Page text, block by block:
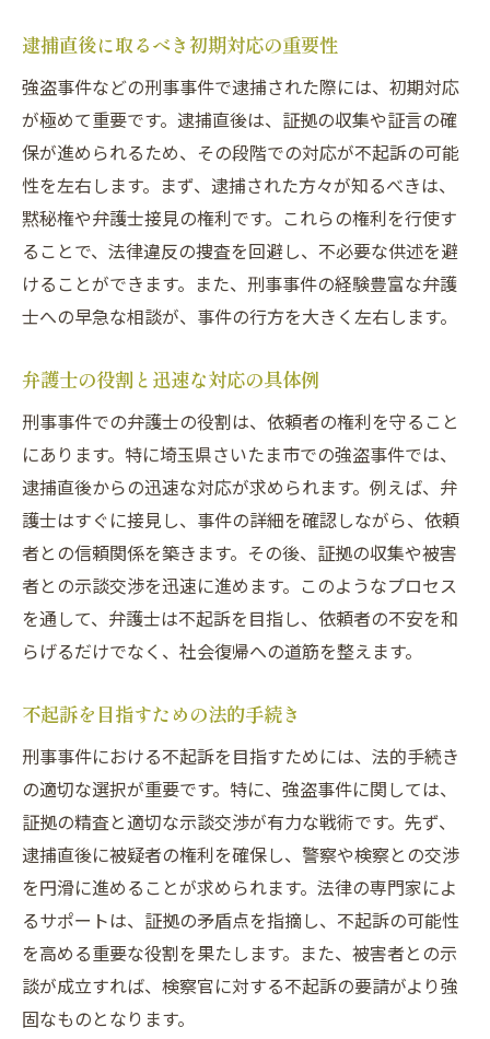
逮捕直後に取るべき初期対応の重要性
強盗事件などの刑事事件で逮捕された際には、初期対応
が極めて重要です。逮捕直後は、証拠の収集や証言の確
保が進められるため、その段階での対応が不起訴の可能
性を左右します。まず、逮捕された方々が知るべきは、
黙秘権や弁護士接見の権利です。これらの権利を行使す
ることで、法律違反の捜査を回避し、不必要な供述を避
けることができます。また、刑事事件の経験豊富な弁護
士への早急な相談が、事件の行方を大きく左右します。
弁護士の役割と迅速な対応の具体例
刑事事件での弁護士の役割は、依頼者の権利を守ること
にあります。特に埼玉県さいたま市での強盗事件では、
逮捕直後からの迅速な対応が求められます。例えば、弁
護士はすぐに接見し、事件の詳細を確認しながら、依頼
者との信頼関係を築きます。その後、証拠の収集や被害
者との示談交渉を迅速に進めます。このようなプロセス
を通して、弁護士は不起訴を目指し、依頼者の不安を和
らげるだけでなく、社会復帰への道筋を整えます。
不起訴を目指すための法的手続き
刑事事件における不起訴を目指すためには、法的手続き
の適切な選択が重要です。特に、強盗事件に関しては、
証拠の精査と適切な示談交渉が有力な戦術です。先ず、
逮捕直後に被疑者の権利を確保し、警察や検察との交渉
を円滑に進めることが求められます。法律の専門家によ
るサポートは、証拠の矛盾点を指摘し、不起訴の可能性
を高める重要な役割を果たします。また、被害者との示
談が成立すれば、検察官に対する不起訴の要請がより強
固なものとなります。